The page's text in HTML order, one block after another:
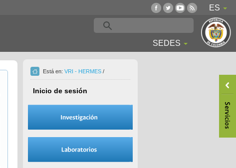
ES
SEDES
Está en: VRI - HERMES /
Inicio de sesión